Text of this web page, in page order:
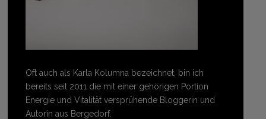
Oft auch als Karla Kolumna bezeichnet, bin ich
bereits seit 2011 die mit einer gehörigen Portion
Energie und Vitalität versprühende Bloggerin und
Autorin aus Bergedorf.